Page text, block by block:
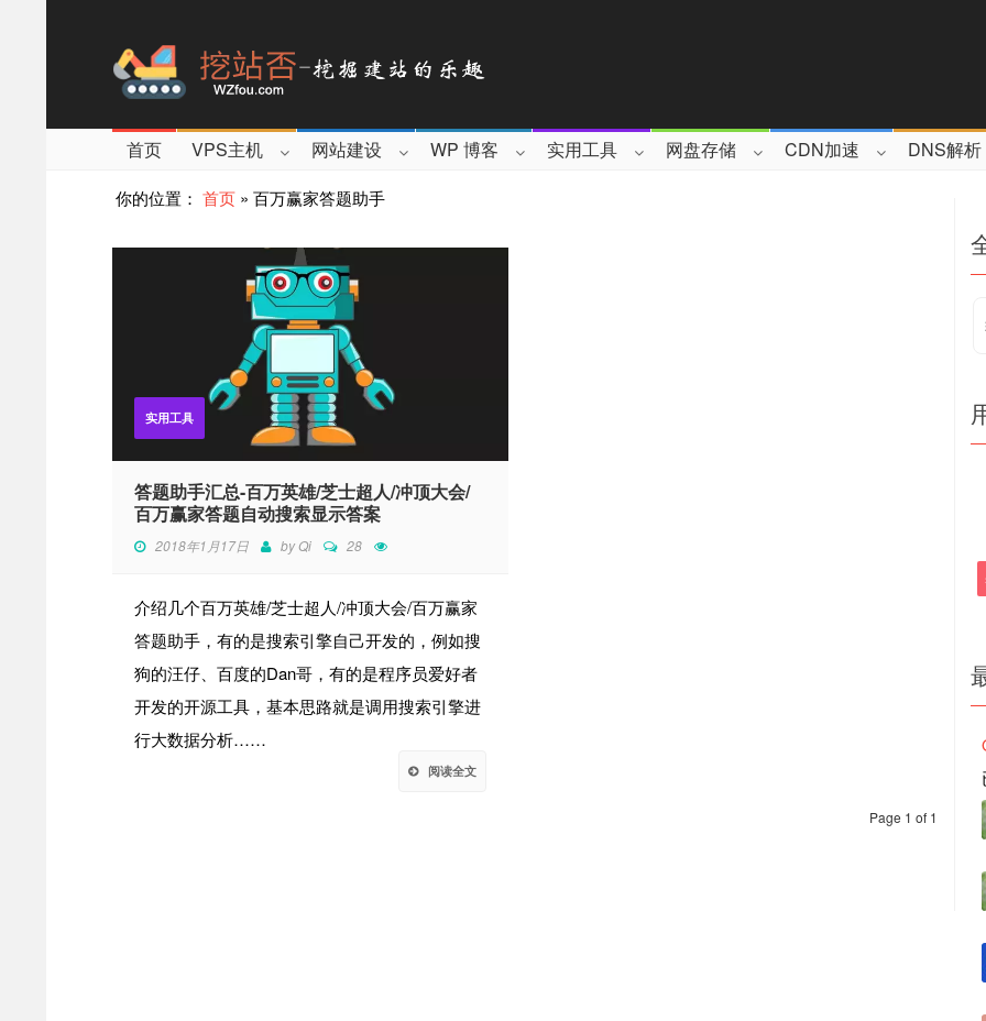
首页 VPS主机 网站建设 WP 博客 实用工具 网盘存储 CDN加速 DNS解析
你的位置： 首页 » 百万赢家答题助手
实用工具
答题助手汇总-百万英雄/芝士超人/冲顶大会/
百万赢家答题自动搜索显示答案
2018年1月17日 byQi 28
介绍几个百万英雄/芝士超人/冲顶大会/百万赢家
答题助手，有的是搜索引擎自己开发的，例如搜
狗的汪仔、百度的Dan哥，有的是程序员爱好者
开发的开源工具，基本思路就是调用搜索引擎进
行大数据分析……
阅读全文
Page 1 of 1